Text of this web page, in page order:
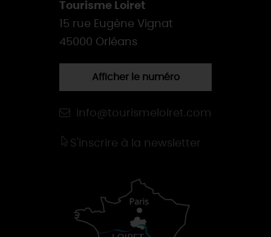
Tourisme Loiret
15 rue Eugène Vignat
45000 Orléans
Afficher le numéro
info@tourismeloiret.com
S'inscrire à la newsletter